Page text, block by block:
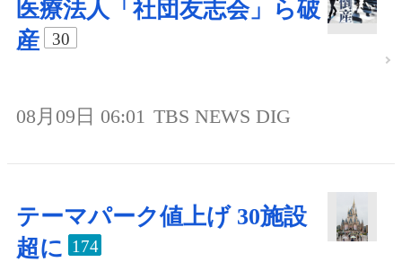
医療法人「社団友志会」ら破
産
30
08月09日 06:01 TBS NEWS DIG
テーマパーク値上げ 30施設
超に 174